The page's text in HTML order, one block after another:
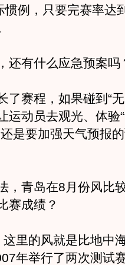
例，只要完赛率达
有什么应急预案吗
赛程，如果碰到“无
运动员去观光、体验
是要加强天气预报
青岛在8月份风比
赛成绩？
的风就是比地中
年举行了两次测试